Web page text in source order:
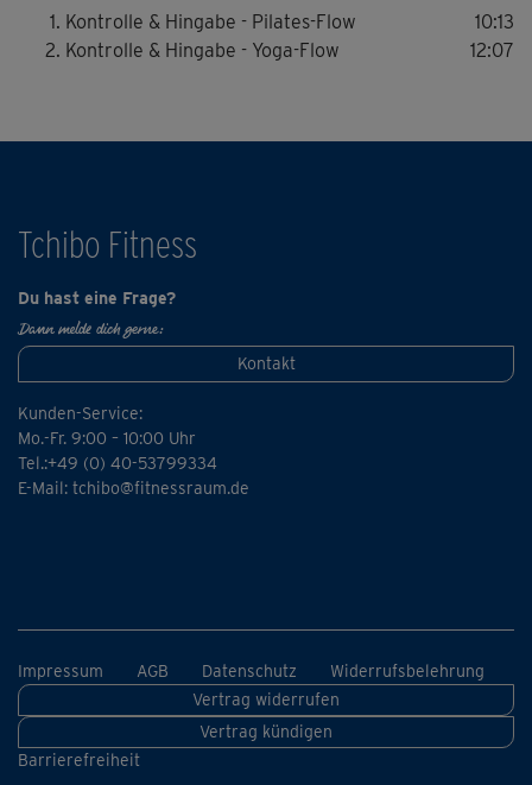
und Geist, das die besten Elemente aus Yoga und Pilates
optimal miteinander verbindet. Das Ganze ist sanft, aber
Entspannung".
Kontrolle & Hingabe - Pilates-Flow
10:13
Kontrolle & Hingabe - Yoga-Flow
12:07
Tchibo Fitness
Du hast eine Frage?
Dann melde dich gerne:
Kontakt
Kunden-Service:
Mo.-Fr. 9:00 – 10:00 Uhr
Tel.:+49 (0) 40-53799334
E-Mail: tchibo@fitnessraum.de
Impressum AGB Datenschutz
Widerrufsbelehrung
Vertrag widerrufen
Vertrag kündigen
Barrierefreiheit